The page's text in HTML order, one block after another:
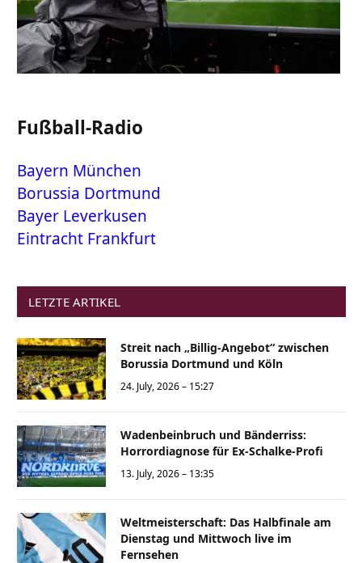
Fußball-Radio
Bayern München
Borussia Dortmund
Bayer Leverkusen
Eintracht Frankfurt
LETZTE ARTIKEL
Streit nach „Billig-Angebot“ zwischen
Borussia Dortmund und Köln
24. July, 2026 – 15:27
Wadenbeinbruch und Bänderriss:
Horrordiagnose für Ex-Schalke-Profi
13. July, 2026 – 13:35
Weltmeisterschaft: Das Halbfinale am
Dienstag und Mittwoch live im
Fernsehen